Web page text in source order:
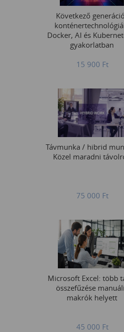
Következő
Docker, AI és
gyakorlatban
15 900 Ft
Távmunka / hibrid
Közel maradni
75 000 Ft
Microsoft Excel: több
összefűzése
makrók helyett
45 000 Ft